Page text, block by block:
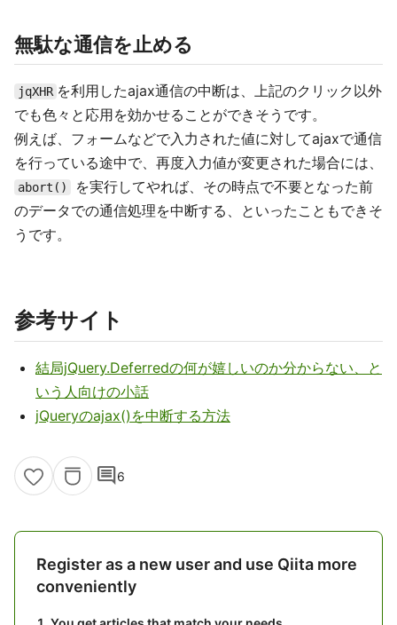
無駄な通信を止める
jqXHR を利用したajax通信の中断は、上記のクリック以外
でも色々と応用を効かせることができそうです。
例えば、フォームなどで入力された値に対してajaxで通信
を行っている途中で、再度入力値が変更された場合には、
abort()
を実行してやれば、その時点で不要となった前
のデータでの通信処理を中断する、といったこともできそ
うです。
参考サイト
結局jQuery.Deferredの何が嬉しいのか分からない、と
いう人向けの小話
jQueryのajax()を中断する方法
comment6
Register as a new user and use Qiita more
conveniently